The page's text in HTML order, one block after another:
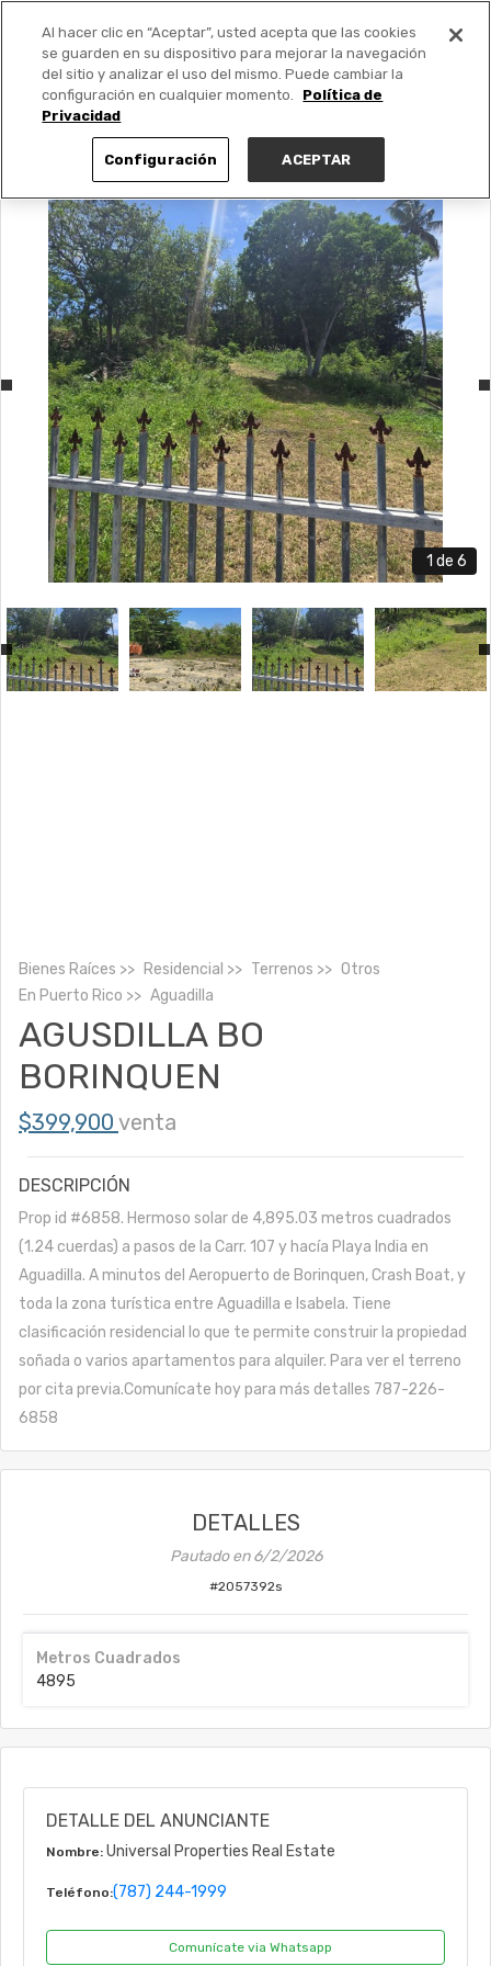
PUBLICA GRATIS +
1 de 6
Bienes Raíces Residencial Terrenos
Otros
En Puerto Rico Aguadilla
AGUSDILLA BO
BORINQUEN
$399,900 venta
DESCRIPCIÓN
Prop id #6858. Hermoso solar de 4,895.03 metros cuadrados
(1.24 cuerdas) a pasos de la Carr. 107 y hacía Playa India en
Aguadilla. A minutos del Aeropuerto de Borinquen, Crash Boat, y
toda la zona turística entre Aguadilla e Isabela. Tiene
clasificación residencial lo que te permite construir la propiedad
soñada o varios apartamentos para alquiler. Para ver el terreno
por cita previa.Comunícate hoy para más detalles 787-226-
6858
DETALLES
Pautado en6/2/2026
#2057392s
Metros Cuadrados
4895
DETALLE DEL ANUNCIANTE
Nombre: Universal Properties Real Estate
Teléfono:(787) 244-1999
Comunícate via Whatsapp
Al hacer clic en “Aceptar”, usted acepta que las cookies
se guarden en su dispositivo para mejorar la navegación
del sitio y analizar el uso del mismo. Puede cambiar la
configuración en cualquier momento.
Política de
Privacidad
Configuración ACEPTAR